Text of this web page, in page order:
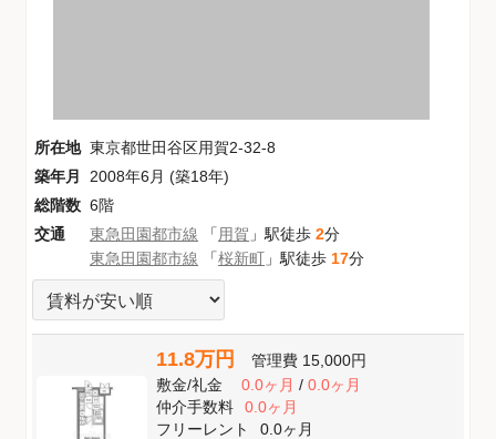
所在地 東京都世田谷区用賀2-32-8
築年月
2008年6月 (築18年)
総階数 6階
交通
東急田園都市線 「用賀 」駅徒歩 2分
東急田園都市線 「桜新町 」駅徒歩 17分
11.8万円 管理費 15,000円
敷金/礼金 0.0ヶ月/ 0.0ヶ月
仲介手数料
0.0ヶ月
フリーレント
0.0ヶ月